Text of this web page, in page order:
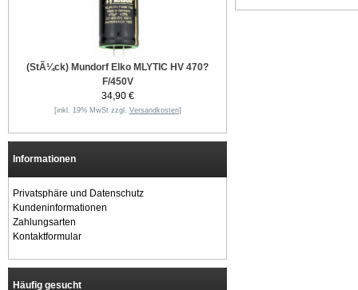
(StÃ¼ck) Mundorf Elko MLYTIC HV 470?
F/450V
34,90 €
[inkl. 19% MwSt zzgl. Versandkosten]
Informationen
Privatsphäre und Datenschutz
Kundeninformationen
Zahlungsarten
Kontaktformular
Häufig gesucht